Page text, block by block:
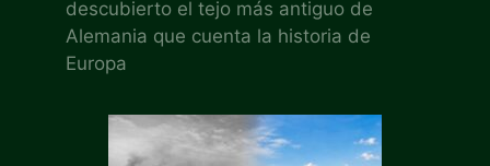
descubierto el tejo más antiguo de
Alemania que cuenta la historia de
Europa